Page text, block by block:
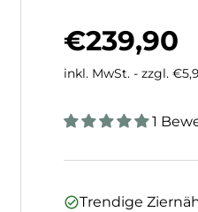
Normaler
€239,90
inkl. MwSt. - zzgl.
1
Trendige